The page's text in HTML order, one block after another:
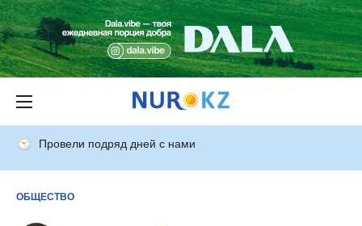
Провели подряд дней с нами
ОБЩЕСТВО